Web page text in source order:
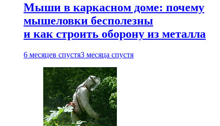
Мыши в каркасном доме: почему
мышеловки бесполезны
и как строить оборону из металла
6 месяцев спустя3 месяца спустя